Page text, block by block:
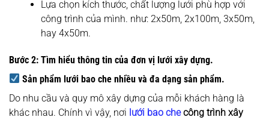
Lựa chọn kích thước, chất lượng lưới phù hợp với
công trình của mình. như: 2x50m, 2x100m, 3x50m,
hay 4x50m.
Bước 2: Tìm hiểu thông tin của đơn vị lưới xây dựng.
Sản phẩm lưới bao che nhiều và đa dạng sản phẩm.
Do nhu cầu và quy mô xây dựng của mỗi khách hàng là
khác nhau. Chính vì vậy, nơi lưới bao checông trình xây